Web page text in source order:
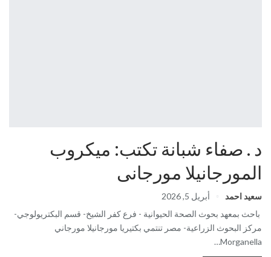
د . صفاء شبانة تكتب: ميكروب
المورجانيلا مورجانى
سعيد احمد
أبريل 5, 2026
باحث بمعهد بحوث الصحة الحيوانية - فرع كفر الشيخ- قسم البكتريولوجي-
مركز البحوث الزراعية- مصر تنتمي بكتيريا مورجانيلا مورجاني
Morganella…